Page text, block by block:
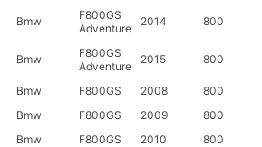
Bmw
F800GS
Adventure
2014 800
Bmw
F800GS
Adventure
2015 800
Bmw F800GS 2008 800
Bmw
F800GS 2009 800
Bmw
F800GS 2010 800